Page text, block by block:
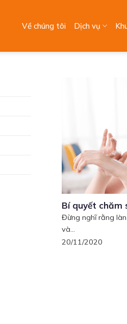
Về chúng tôi Dịch vụ
Bí quyết chăm
Đừng nghĩ rằng
và...
20/11/2020